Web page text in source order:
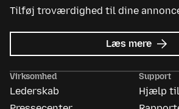
Tilføj troværdighed til dine
Læs mere om
Virksomhed
Lederskab
Support
Hjælp